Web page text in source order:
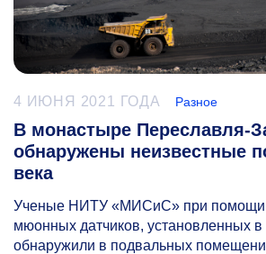
4 ИЮНЯ 2021 ГОДА Разное
В монастыре Переславля-
обнаружены неизвестные
века
Ученые НИТУ «МИСиС» при помощи
мюонных датчиков, установленных в
обнаружили в подвальных